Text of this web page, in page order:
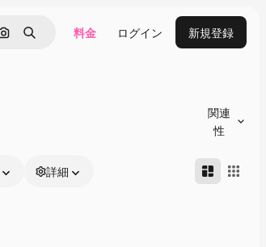
画像で検索
検索 料金 ログイン 新規登録
関連
性
詳細